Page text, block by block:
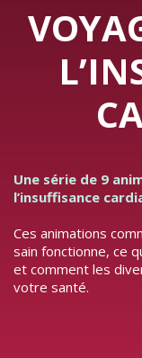
Une série de 9
l’insuffisance
Ces animations
sain fonctionne, ce
et comment les
votre santé.